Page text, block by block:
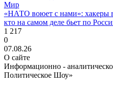
Мир
«НАТО воюет с нами»: хакеры
кто на самом деле бьет по
1 217
0
07.08.26
О сайте
Информационно -
Политическое Шоу»